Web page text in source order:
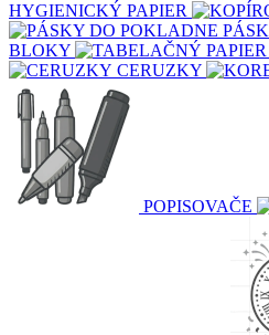
HYGIENICKÝ PAPIER
BLOKY
CERUZKY
POPISOVAČE